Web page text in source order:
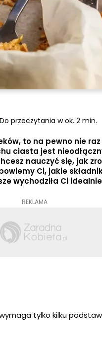
Do przeczytania w ok. 2 min.
to na pewno nie
ciasta jest
nauczyć się, jak
Ci, jakie
wychodziła Ci
REKLAMA
tylko kilku